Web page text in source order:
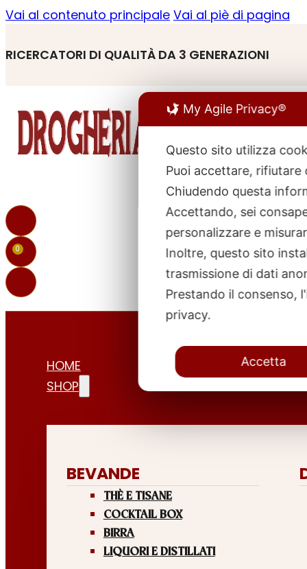
Vai al contenuto principale Vai al piè di pagina
RICERCATORI DI QUALITÀ DA 3 GENERAZIONI
0
HOME
SHOP
BEVANDE
THÈ E TISANE
COCKTAIL BOX
BIRRA
LIQUORI E DISTILLATI
My Agile Privacy®
Questo sito utilizza
Puoi accettare, rifiutare
Chiudendo questa
Accettando, sei
personalizzare e
Inoltre, questo sito
trasmissione di dati
Prestando il consenso,
privacy.
Accetta